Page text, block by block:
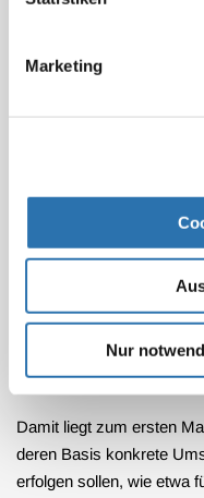
Marketing
Nur
Gesundheitswesen
Handlungsfelder für eine
Gesundheitswesens und
Akteuren des
Priorität auf
avisierten digitalen
hat.
Damit liegt zum ersten
deren Basis konkrete
erfolgen sollen, wie etwa